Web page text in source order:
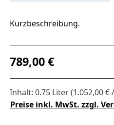
Kurzbeschreibung.
Regulärer Preis:
789,00 €
Inhalt: 0.75 Liter(1.052,00 €
Preise inkl. MwSt. zzgl.